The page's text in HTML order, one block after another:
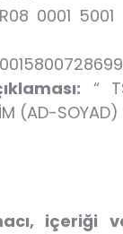
0001
“
(AD-
içeriği